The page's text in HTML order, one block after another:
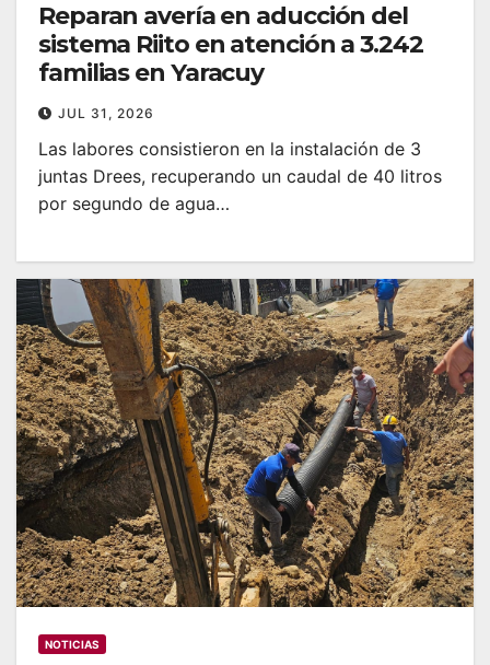
‎Reparan avería en aducción del
sistema Riito en atención a 3.242
familias en Yaracuy
JUL 31, 2026
‎Las labores consistieron en la instalación de 3
juntas Drees, recuperando un caudal de 40 litros
por segundo de agua…
NOTICIAS